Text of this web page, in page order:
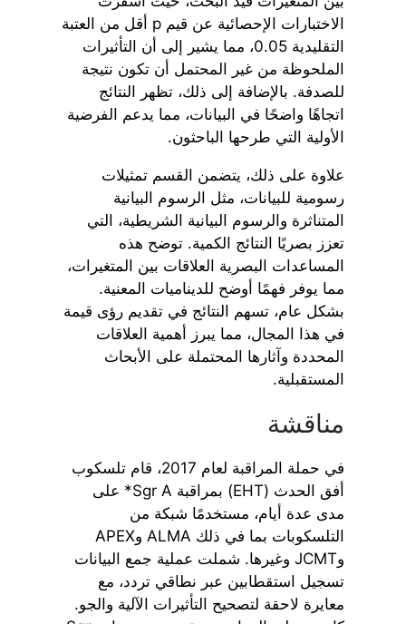
الاختبارات الإحصائية عن قيم p أقل من العتبة
التقليدية 0.05، مما يشير إلى أن التأثيرات
الملحوظة من غير المحتمل أن تكون نتيجة
للصدفة. بالإضافة إلى ذلك، تظهر النتائج
اتجاهًا واضحًا في البيانات، مما يدعم الفرضية
الأولية التي طرحها الباحثون.
علاوة على ذلك، يتضمن القسم تمثيلات
رسومية للبيانات، مثل الرسوم البيانية
المتناثرة والرسوم البيانية الشريطية، التي
تعزز بصريًا النتائج الكمية. توضح هذه
المساعدات البصرية العلاقات بين المتغيرات،
مما يوفر فهمًا أوضح للديناميات المعنية.
بشكل عام، تسهم النتائج في تقديم رؤى قيمة
في هذا المجال، مما يبرز أهمية العلاقات
المحددة وآثارها المحتملة على الأبحاث
المستقبلية.
مناقشة
في حملة المراقبة لعام 2017، قام تلسكوب
أفق الحدث (EHT) بمراقبة Sgr A* على
مدى عدة أيام، مستخدمًا شبكة من
التلسكوبات بما في ذلك ALMA وAPEX
وJCMT وغيرها. شملت عملية جمع البيانات
تسجيل استقطابين عبر نطاقي تردد، مع
معايرة لاحقة لتصحيح التأثيرات الآلية والجو.